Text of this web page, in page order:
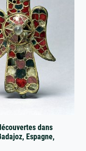
dans
Espagne,